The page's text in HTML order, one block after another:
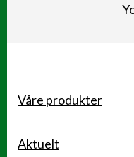
Snarveier
Våre produkter
Aktuelt